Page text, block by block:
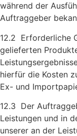
während der
Auftraggeber
12.2 Erforderliche
gelieferten
hierfür die Kosten
Ex- und
12.3 Der
Leistungen und in
unserer an der